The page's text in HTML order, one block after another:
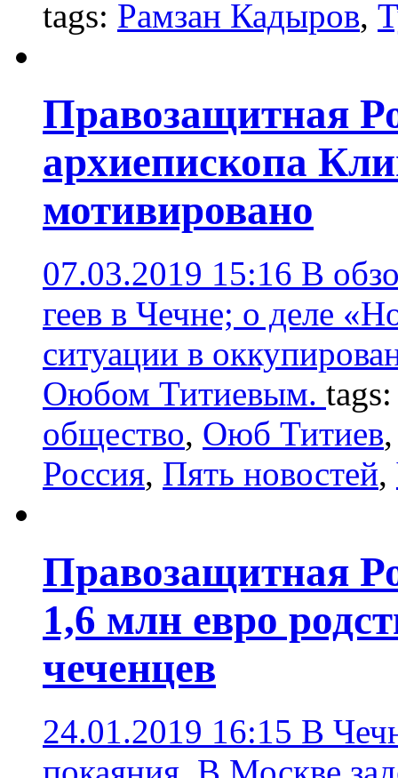
tags: Рамзан Кадыров,
Правозащитная
архиепископа
мотивировано
07.03.2019 15:16 В
геев в Чечне; о деле
ситуации в
Оюбом Титиевым.
общество, Оюб Титиев
Россия, Пять новостей,
Правозащитная
1,6 млн евро
чеченцев
24.01.2019 16:15 В